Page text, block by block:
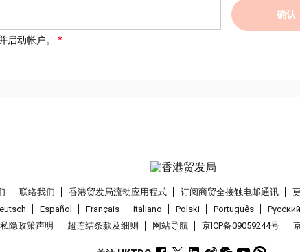
确认
启动帐户。
联络我们 香港贸发局流动应用程式 订阅商贸全接触电邮通讯
Español Français Italiano Polski Português Pусский
私隐政策声明 超连结条款及细则 网站导航 京ICP备09059244号